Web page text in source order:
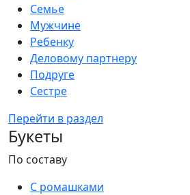
Семье
Мужчине
Ребенку
Деловому партнеру
Подруге
Сестре
Перейти в раздел
Букеты
По составу
С ромашками